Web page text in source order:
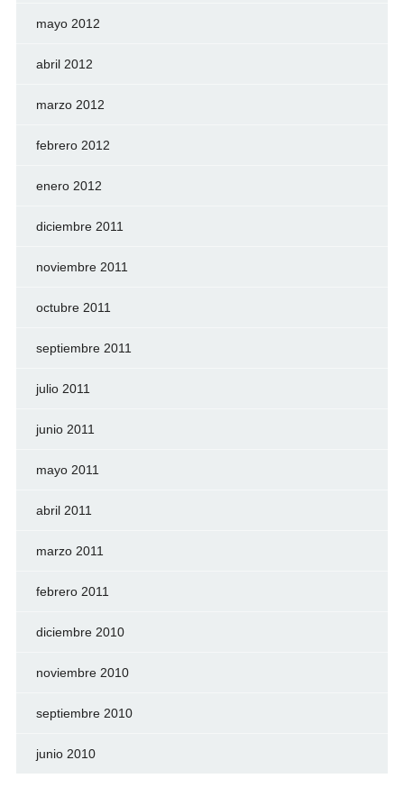
mayo 2012
abril 2012
marzo 2012
febrero 2012
enero 2012
diciembre 2011
noviembre 2011
octubre 2011
septiembre 2011
julio 2011
junio 2011
mayo 2011
abril 2011
marzo 2011
febrero 2011
diciembre 2010
noviembre 2010
septiembre 2010
junio 2010